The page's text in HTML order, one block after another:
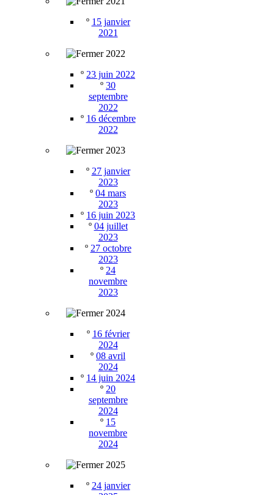
º 15 janvier
2021
2022
º 23 juin 2022
º 30
septembre
2022
º 16 décembre
2022
2023
º 27 janvier
2023
º 04 mars
2023
º 16 juin 2023
º 04 juillet
2023
º 27 octobre
2023
º 24
novembre
2023
2024
º 16 février
2024
º 08 avril
2024
º 14 juin 2024
º 20
septembre
2024
º 15
novembre
2024
2025
º 24 janvier